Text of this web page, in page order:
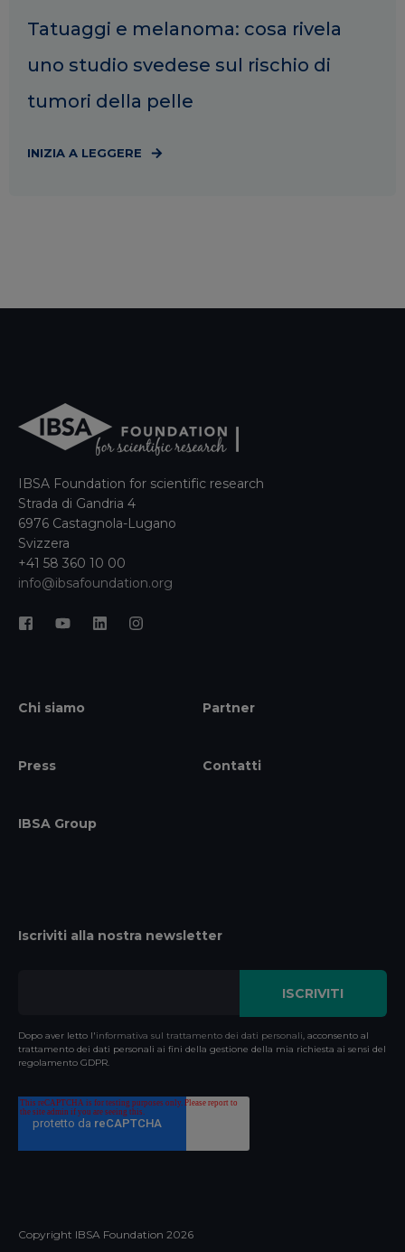
​Tatuaggi e melanoma: cosa rivela
uno studio svedese sul rischio di
tumori della pelle
INIZIA A LEGGERE
IBSA Foundation for scientific research
Strada di Gandria 4
6976 Castagnola-Lugano
Svizzera
+41 58 360 10 00
info@ibsafoundation.org
Chi siamo Partner
Press Contatti
IBSA Group
Iscriviti alla nostra newsletter
Dopo aver letto l'informativa sul trattamento dei dati personali, acconsento al
trattamento dei dati personali ai fini della gestione della mia richiesta ai sensi del
regolamento GDPR.
Copyright IBSA Foundation 2026